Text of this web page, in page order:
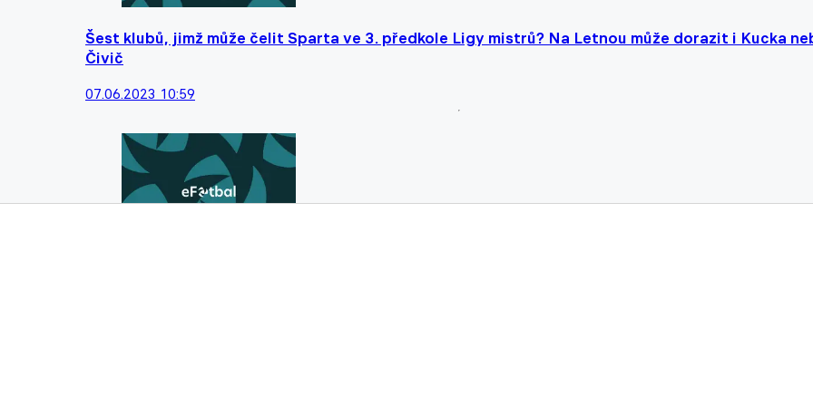
Šest klubů, jimž může čelit Sparta ve 3. předkole Ligy mistrů? Na Letnou může dorazit i Kucka
Čivič
07.06.2023 10:59